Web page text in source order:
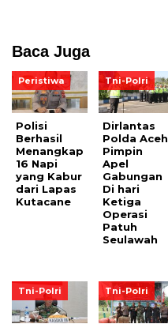
Baca Juga
Peristiwa
Polisi
Berhasil
Menangkap
16 Napi
yang Kabur
dari Lapas
Kutacane
Tni-Polri
Dirlantas
Polda Aceh
Pimpin
Apel
Gabungan
Di hari
Ketiga
Operasi
Patuh
Seulawah
Tni-Polri Tni-Polri